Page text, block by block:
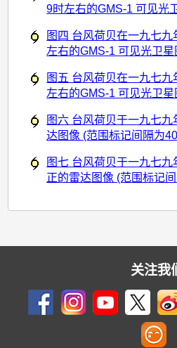
9时左右的GMS-1 可见光
图四 台风荷贝在一九七
左右的GMS-1 可见光卫星
图五 台风荷贝在一九七
左右的GMS-1 可见光卫星
图六 台风荷贝于一九七
达图像 (范围标记间隔为
图七 台风荷贝于一九七
正的雷达图像 (范围标记
关注我